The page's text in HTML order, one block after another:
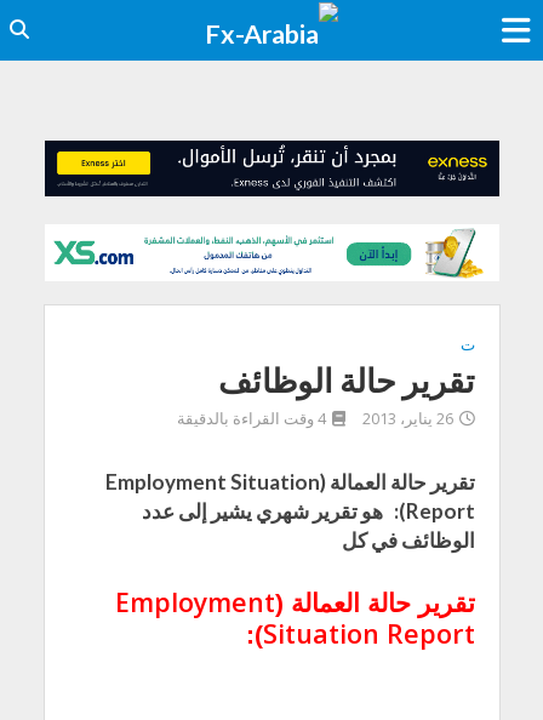
ت
تقرير حالة الوظائف
26 يناير، 2013 4 وقت القراءة بالدقيقة
تقرير حالة العمالة (Employment Situation
Report): هو تقرير شهري يشير إلى عدد
الوظائف في كل
تقرير حالة العمالة (Employment
Situation Report
):